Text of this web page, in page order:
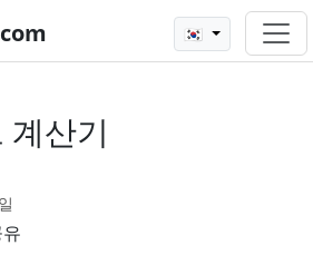
🇰🇷
계산기